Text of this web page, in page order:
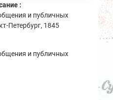
:
и публичных
Петербург, 1845
и публичных